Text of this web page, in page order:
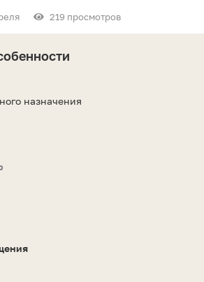
219 просмотров
назначения